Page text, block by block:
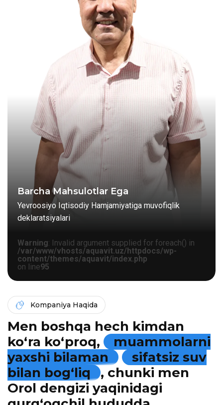
Barcha Mahsulotlar Ega
Yevroosiyo Iqtisodiy Hamjamiyatiga muvofiqlik
deklaratsiyalari
Warning: Invalid argument supplied for foreach() in
/var/www/vhosts/aquavit.uz/httpdocs/wp-
content/themes/aquavit/index.php
on line95
Kompaniya Haqida
Men boshqa hech kimdan
ko‘ra ko‘proq,
muammolarni
yaxshi bilaman
sifatsiz suv
bilan bog‘liq
, chunki men
Orol dengizi yaqinidagi